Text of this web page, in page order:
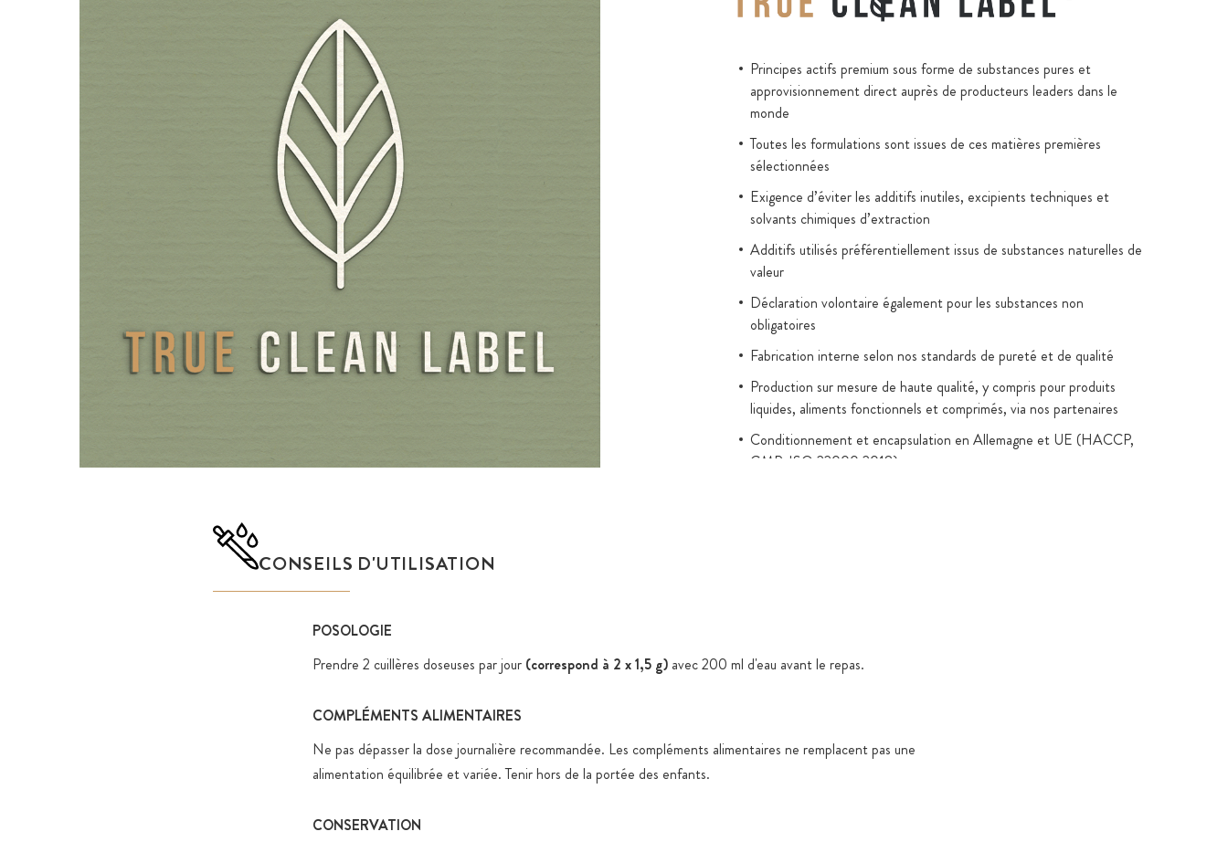
Principes actifs premium sous forme de substances pures et
approvisionnement direct auprès de producteurs leaders dans le
monde
Toutes les formulations sont issues de ces matières premières
sélectionnées
Exigence d’éviter les additifs inutiles, excipients techniques et
solvants chimiques d’extraction
Additifs utilisés préférentiellement issus de substances naturelles de
valeur
Déclaration volontaire également pour les substances non
obligatoires
Fabrication interne selon nos standards de pureté et de qualité
Production sur mesure de haute qualité, y compris pour produits
liquides, aliments fonctionnels et comprimés, via nos partenaires
Conditionnement et encapsulation en Allemagne et UE (HACCP,
GMP, ISO 22000:2018)
nanoparticules (sauf exceptions légales), OGM, colorants et arômes
CONSEILS D'UTILISATION
POSOLOGIE
Prendre 2 cuillères doseuses par jour (correspond à 2 x 1,5 g) avec 200 ml d'eau avant le repas.
COMPLÉMENTS ALIMENTAIRES
Ne pas dépasser la dose journalière recommandée. Les compléments alimentaires ne remplacent pas une
alimentation équilibrée et variée. Tenir hors de la portée des enfants.
CONSERVATION